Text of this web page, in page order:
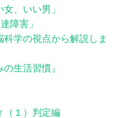
、いい男」
障害」
学の視点から解説しま
生活習慣』
１）判定編